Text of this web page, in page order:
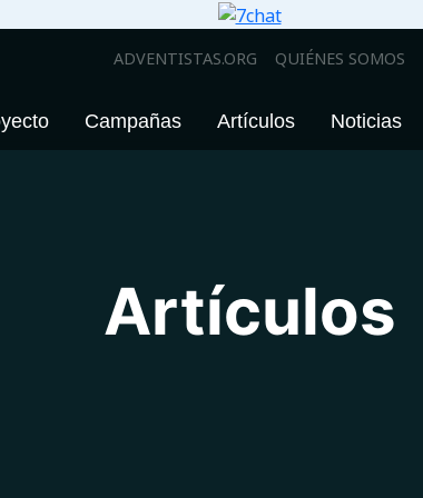
ADVENTISTAS.ORG QUIÉNES SOMOS
Campañas Artículos Noticias
Artículos